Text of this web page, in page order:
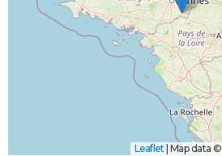
Leaflet Map data ©